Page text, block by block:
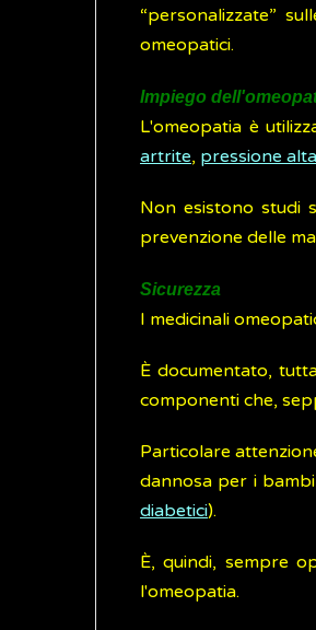
“personalizzate”
omeopatici.
Impiego
L'omeopatia è
artrite, pressione alta
Non esistono studi
prevenzione delle
Sicurezza
I medicinali
È documentato,
componenti che,
Particolare
dannosa per i
diabetici).
È, quindi, sempre
l'omeopatia.